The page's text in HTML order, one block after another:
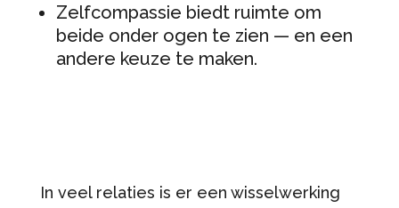
Zelfcompassie biedt ruimte om
beide onder ogen te zien — en een
andere keuze te maken.
In veel relaties is er een wisselwerking